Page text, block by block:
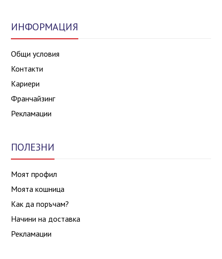
ИНФОРМАЦИЯ
Общи условия
Контакти
Кариери
Франчайзинг
Рекламации
ПОЛЕЗНИ
Моят профил
Моята кошница
Как да поръчам?
Начини на доставка
Рекламации